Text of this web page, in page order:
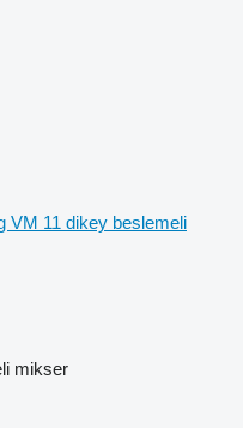
VM 11 dikey beslemeli
mikser